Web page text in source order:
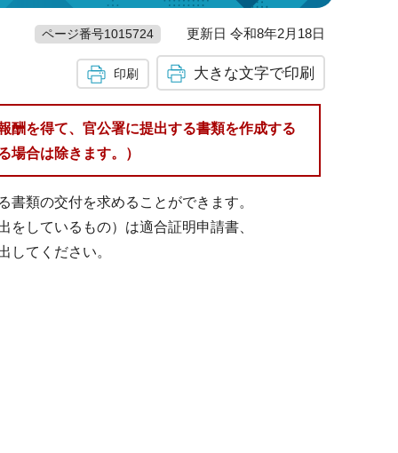
ページ番号1015724 更新日 令和8年2月18日
印刷 大きな文字で印刷
酬を得て、官公署に提出する書類を作成する
場合は除きます。）
類の交付を求めることができます。
しているもの）は適合証明申請書、
してください。